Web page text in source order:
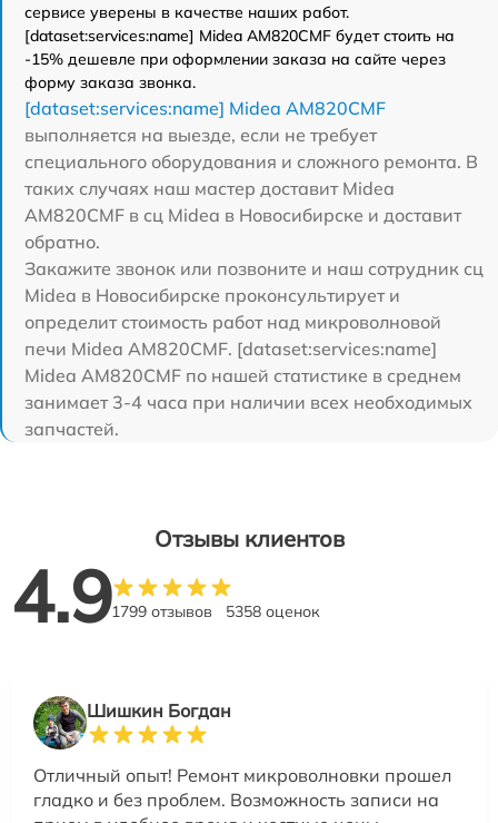
сервисе уверены в качестве наших работ.
[dataset:services:name] Midea AM820CMF будет стоить на
-15% дешевле при оформлении заказа на сайте через
форму заказа звонка.
[dataset:services:name] Midea AM820CMF
выполняется на выезде, если не требует
специального оборудования и сложного ремонта. В
таких случаях наш мастер доставит Midea
AM820CMF в сц Midea в Новосибирске и доставит
обратно.
Закажите звонок или позвоните и наш сотрудник сц
Midea в Новосибирске проконсультирует и
определит стоимость работ над микроволновой
печи Midea AM820CMF. [dataset:services:name]
Midea AM820CMF по нашей статистике в среднем
занимает 3-4 часа при наличии всех необходимых
запчастей.
Отзывы клиентов
4.91799 отзывов 5358 оценок
Шишкин Богдан
Отличный опыт! Ремонт микроволновки прошел
гладко и без проблем. Возможность записи на